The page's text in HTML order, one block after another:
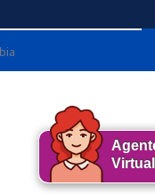
Virtual